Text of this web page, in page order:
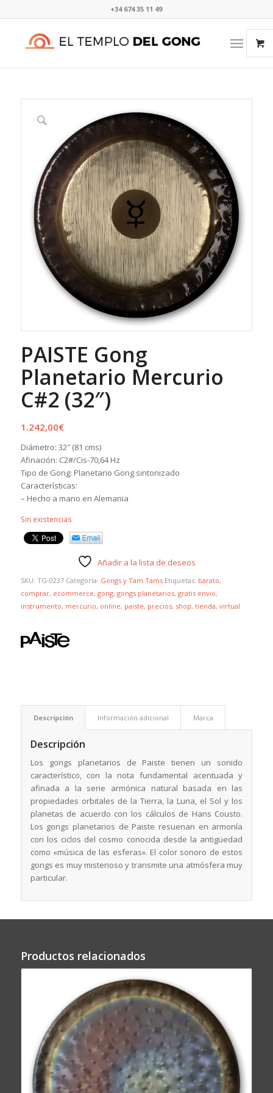
+34 674 35 11 49​⁠​
PAISTE Gong
Planetario Mercurio
C#2 (32″)
1.242,00€
Diámetro: 32″ (81 cms)
Afinación: C2#/Cis-70,64 Hz
Tipo de Gong: Planetario Gong sintonizado
Características:
– Hecho a mano en Alemania
Sin existencias
Añadir a la lista de deseos
SKU: TG-0237 Categoría: Gongs y Tam Tams Etiquetas: barato,
comprar, ecommerce, gong, gongs planetarios, gratis envio,
instrumento, mercurio, online, paiste, precios, shop, tienda, virtual
Descripción Información adicional Marca
Descripción
Los gongs planetarios de Paiste tienen un sonido
característico, con la nota fundamental acentuada y
afinada a la serie armónica natural basada en las
propiedades orbitales de la Tierra, la Luna, el Sol y los
planetas de acuerdo con los cálculos de Hans Cousto.
Los gongs planetarios de Paiste resuenan en armonía
con los ciclos del cosmo conocida desde la antigüedad
como «música de las esferas». El color sonoro de estos
gongs es muy misterioso y transmite una atmósfera muy
particular.
Productos relacionados